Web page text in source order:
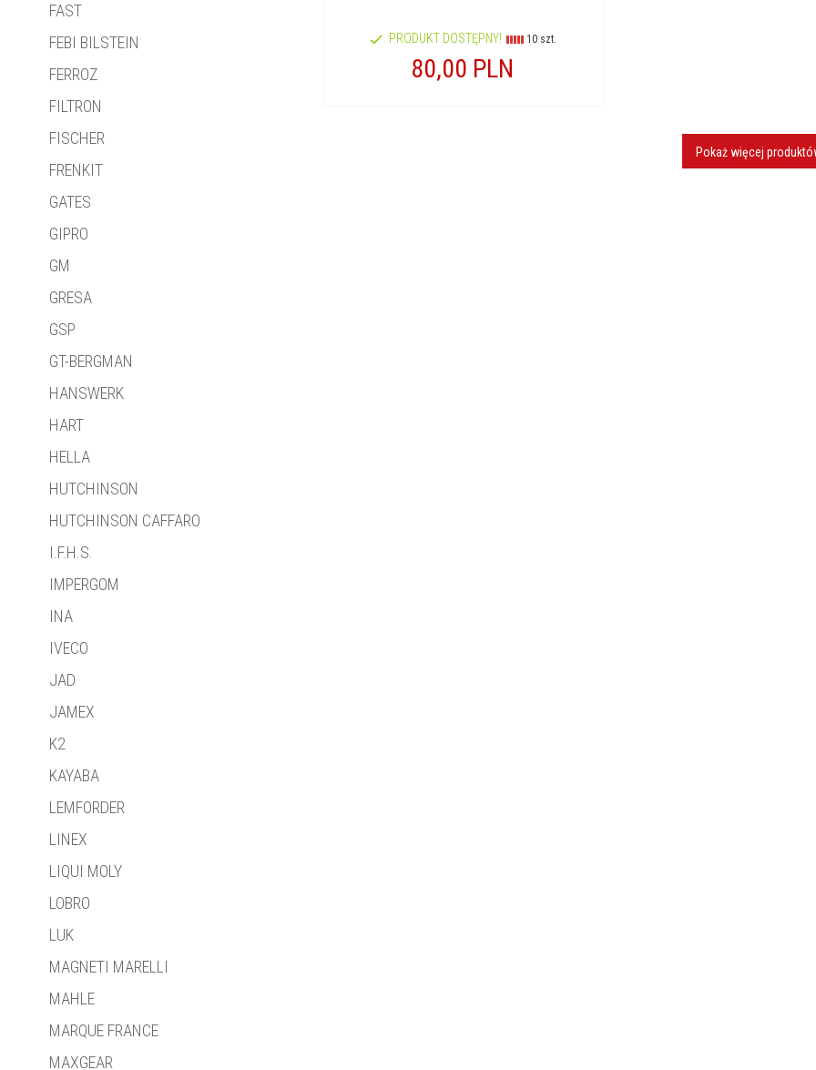
FAST
FEBI BILSTEIN
FERROZ
FILTRON
FISCHER
FRENKIT
GATES
GIPRO
GM
GRESA
GSP
GT-BERGMAN
HANSWERK
HART
HELLA
HUTCHINSON
HUTCHINSON CAFFARO
I.F.H.S.
IMPERGOM
INA
IVECO
JAD
JAMEX
K2
KAYABA
LEMFORDER
LINEX
LIQUI MOLY
LOBRO
LUK
MAGNETI MARELLI
MAHLE
MARQUE FRANCE
MAXGEAR
PRODUKT DOSTĘPNY! 10 szt.
80,00 PLN
Pokaż więcej